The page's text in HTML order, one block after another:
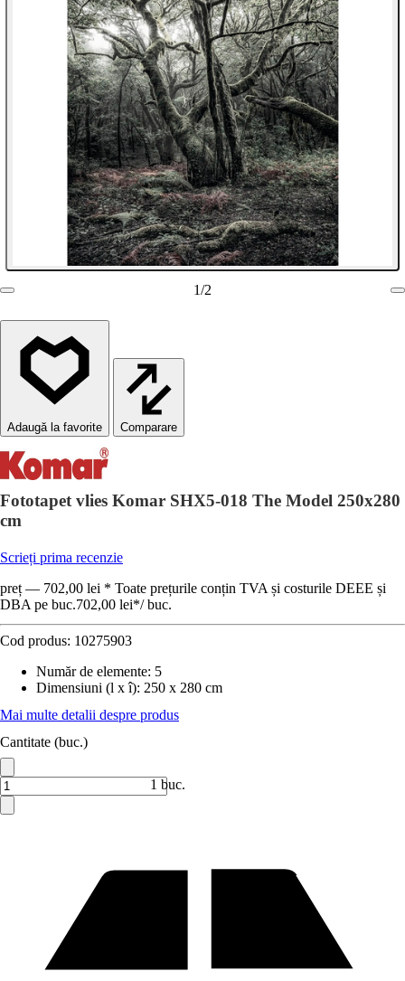
1/2
Comparare
Fototapet vlies Komar SHX5-018 The Model 250x280
cm
Scrieți prima recenzie
preț — 702,00 lei * Toate prețurile conțin TVA și costurile DEEE și
DBA pe buc.702,00 lei*/ buc.
Cod produs: 10275903
Număr de elemente: 5
Dimensiuni (l x î): 250 x 280 cm
Mai multe detalii despre produs
Cantitate (buc.)
1 buc.